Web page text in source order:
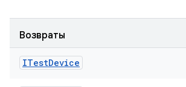
Возвраты
ITestDevice